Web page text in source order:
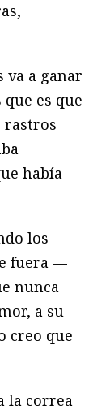
va a ganar
que es que
rastros
había
los
fuera —
nunca
a su
creo que
la correa